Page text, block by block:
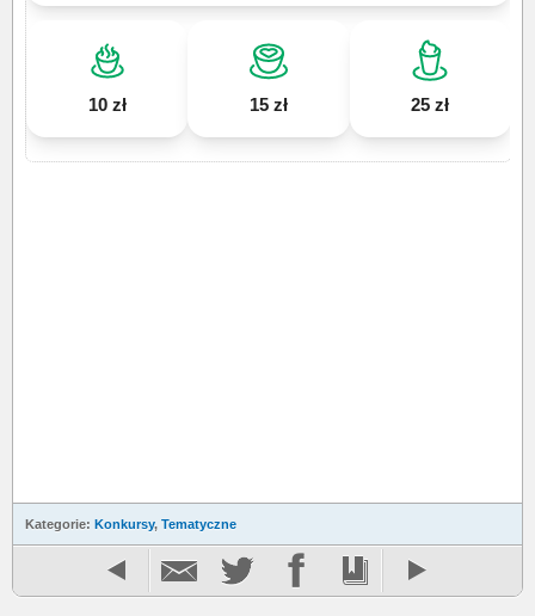
10 zł 15 zł 25 zł
Kategorie: Konkursy, Tematyczne